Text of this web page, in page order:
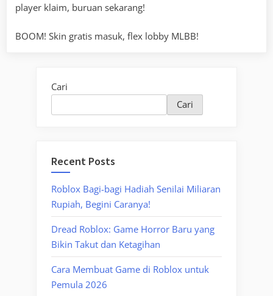
player klaim, buruan sekarang!
BOOM! Skin gratis masuk, flex lobby MLBB!
Cari
Cari
Recent Posts
Roblox Bagi-bagi Hadiah Senilai Miliaran
Rupiah, Begini Caranya!
Dread Roblox: Game Horror Baru yang
Bikin Takut dan Ketagihan
Cara Membuat Game di Roblox untuk
Pemula 2026